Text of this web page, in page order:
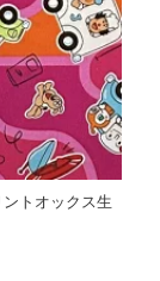
トオックス生